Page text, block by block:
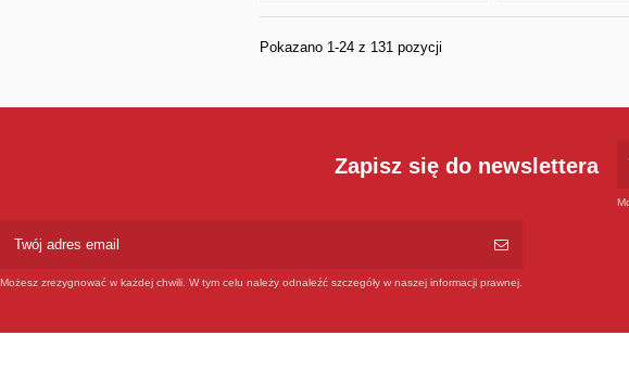
Pokazano 1-24 z 131 pozycji
Zapisz się do newslettera
Możesz zrezygnować w każdej chwili. W tym celu należy odnaleźć szczegóły w naszej informacji prawnej.